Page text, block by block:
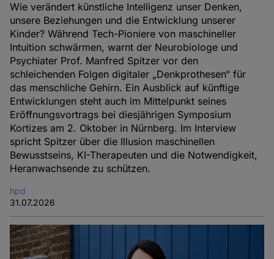
Wie verändert künstliche Intelligenz unser Denken,
unsere Beziehungen und die Entwicklung unserer
Kinder? Während Tech-Pioniere von maschineller
Intuition schwärmen, warnt der Neurobiologe und
Psychiater Prof. Manfred Spitzer vor den
schleichenden Folgen digitaler „Denkprothesen“ für
das menschliche Gehirn. Ein Ausblick auf künftige
Entwicklungen steht auch im Mittelpunkt seines
Eröffnungsvortrags bei diesjährigen Symposium
Kortizes am 2. Oktober in Nürnberg. Im Interview
spricht Spitzer über die Illusion maschinellen
Bewusstseins, KI-Therapeuten und die Notwendigkeit,
Heranwachsende zu schützen.
hpd
31.07.2026